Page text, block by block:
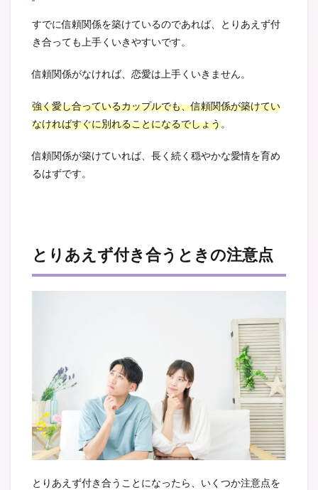
すでに信頼関係を築けているのであれば、とりあえず付
き合っても上手くいきやすいです。
信頼関係がなければ、恋愛は上手くいきません。
強く愛し合っているカップルでも、信頼関係が築けてい
なければすぐに別れることになるでしょう。
信頼関係が築けていれば、長く続く穏やかな愛情を育め
るはずです。
とりあえず付き合うときの注意点
とりあえず付き合うことになったら、いくつか注意点を